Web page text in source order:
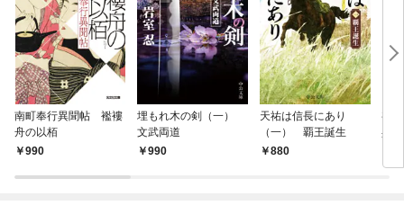
南町奉行異聞帖 襤褸
舟の以栢
990
埋もれ木の剣（一）
文武両道
990
天祐は信長にあり
（一） 覇王誕生
880
初
兵